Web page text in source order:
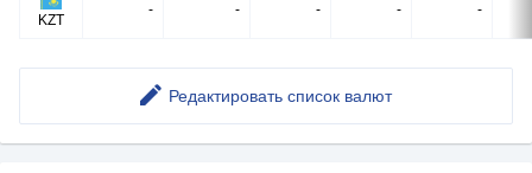
KZT
- - - - -
Редактировать список валют